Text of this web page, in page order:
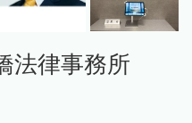
法律事務所